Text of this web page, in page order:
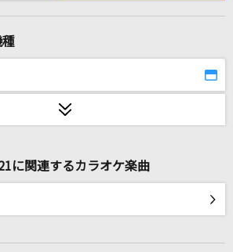
リーは突然に
種
に関連するカラオケ楽曲